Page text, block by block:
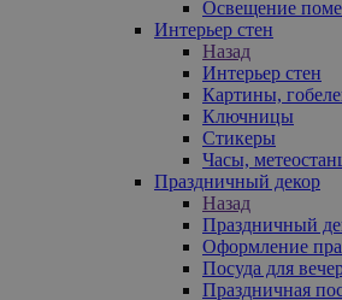
Освещение
Интерьер стен
Назад
Интерьер стен
Картины,
Ключницы
Стикеры
Часы,
Праздничный декор
Назад
Праздничный
Оформление
Посуда для
Праздничная